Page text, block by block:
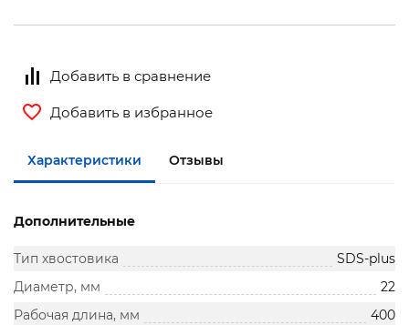
Добавить в сравнение
Добавить в избранное
Характеристики Отзывы
Дополнительные
Тип хвостовика
SDS-plus
Диаметр, мм
22
Рабочая длина, мм
400